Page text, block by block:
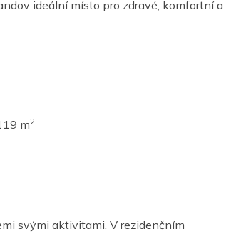
ideální místo pro zdravé, komfortní a
m2
svými aktivitami. V rezidenčním